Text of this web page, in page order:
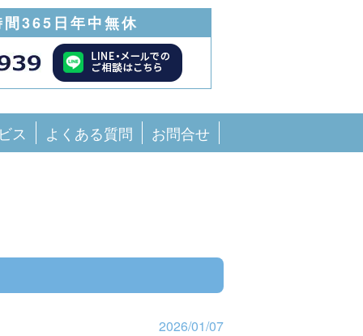
間365日年中無休
ス よくある質問 お問合せ
2026/01/07